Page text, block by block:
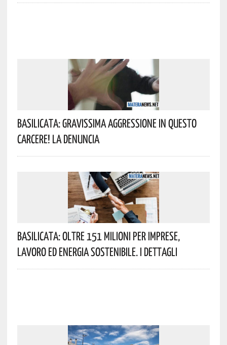
Basilicata: Gravissima Aggressione In Questo
Carcere! La Denuncia
Basilicata: Oltre 151 Milioni Per Imprese,
Lavoro Ed Energia Sostenibile. I Dettagli